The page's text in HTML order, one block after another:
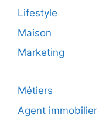
Lifestyle
Maison
Marketing
Métiers
Agent immobilier